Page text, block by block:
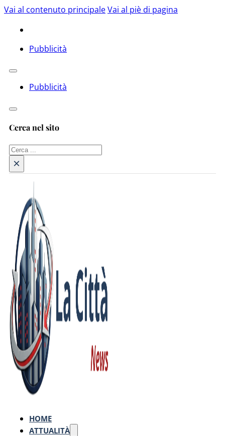
Vai al contenuto principaleVai al piè di pagina
Pubblicità
Pubblicità
Cerca nel sito
Cerca
×
HOME
ATTUALITÀ